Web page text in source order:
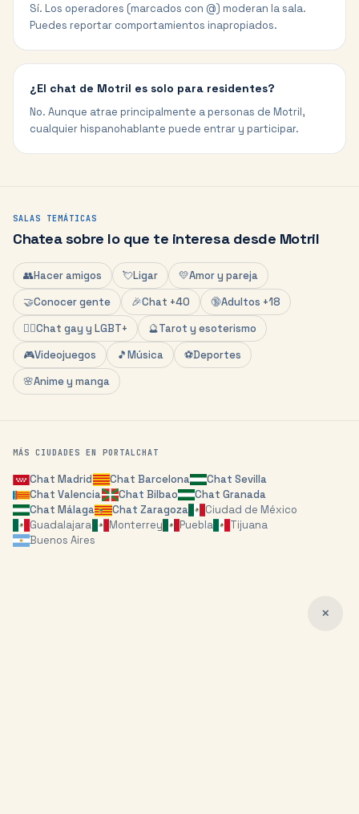
Sí. Los operadores (marcados con @) moderan la sala.
Puedes reportar comportamientos inapropiados.
¿El chat de Motril es solo para residentes?
No. Aunque atrae principalmente a personas de Motril,
cualquier hispanohablante puede entrar y participar.
SALAS TEMÁTICAS
Chatea sobre lo que te interesa desde Motril
👥Hacer amigos 💘Ligar 💛Amor y pareja
🤝Conocer gente 🎉Chat +40 🔞Adultos +18
🏳️‍🌈Chat gay y LGBT+ 🔮Tarot y esoterismo
🎮Videojuegos 🎵Música ⚽Deportes
🌸Anime y manga
MÁS CIUDADES EN PORTALCHAT
ChatMadrid Chat Barcelona Chat Sevilla
ChatValencia Chat Bilbao Chat Granada
ChatMálaga Chat Zaragoza
Ciudad de México
Guadalajara
Monterrey Puebla
Tijuana
Buenos Aires
✕